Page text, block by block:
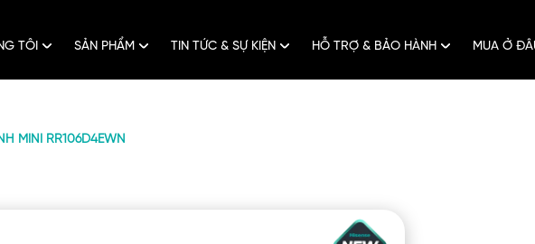
TÔI SẢN PHẨM TIN TỨC & SỰ KIỆN HỖ TRỢ & BẢO HÀNH MUA Ở
MINI RR106D4EWN